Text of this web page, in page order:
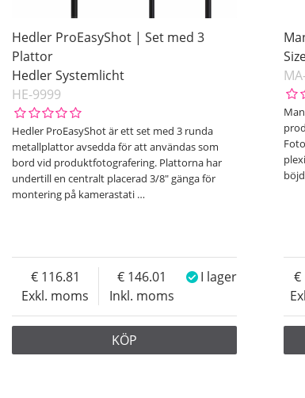
Hedler ProEasyShot | Set med 3
Plattor
Hedler Systemlicht
HE-9999
Hedler ProEasyShot är ett set med 3 runda
metallplattor avsedda för att användas som
bord vid produktfotografering. Plattorna har
undertill en centralt placerad 3/8" gänga för
montering på kamerastati …
Exkl. moms
116.81
Inkl. moms
146.01 I lager
KÖP